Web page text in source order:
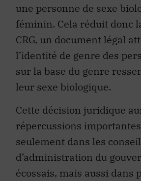
une personne de sexe
féminin. Cela réduit donc
CRG, un document légal
l’identité de genre des
sur la base du genre
leur sexe biologique.
Cette décision juridique
répercussions
seulement dans les
d’administration du
écossais, mais aussi dans